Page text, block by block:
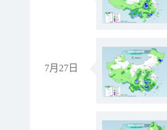
7月27日